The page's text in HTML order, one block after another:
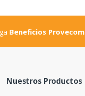
Beneficios Provecom
Nuestros Productos